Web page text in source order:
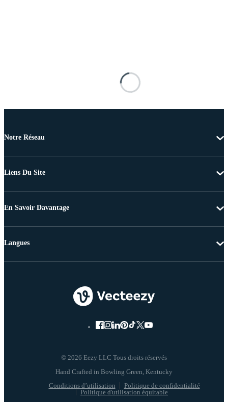
Notre Réseau
Liens Du Site
En Savoir Davantage
© 2026 Eezy LLC Tous droits réservés
Conditions d’utilisation
Politique de confidentialité
Politique d'utilisation équitable
Langues